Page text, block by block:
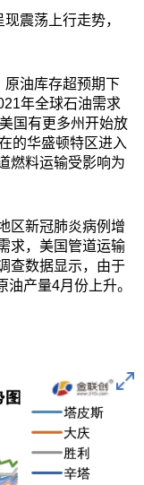
震荡上行走势，
原油库存超预期下
年全球石油需求
国有更多州开始放
的华盛顿特区进入
燃料运输受影响为
区新冠肺炎病例增
求，美国管道运输
查数据显示，由于
产量4月份上升。